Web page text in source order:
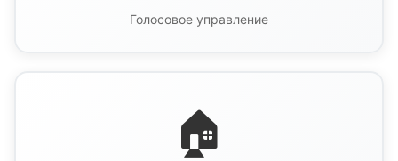
Голосовое управление
🏠